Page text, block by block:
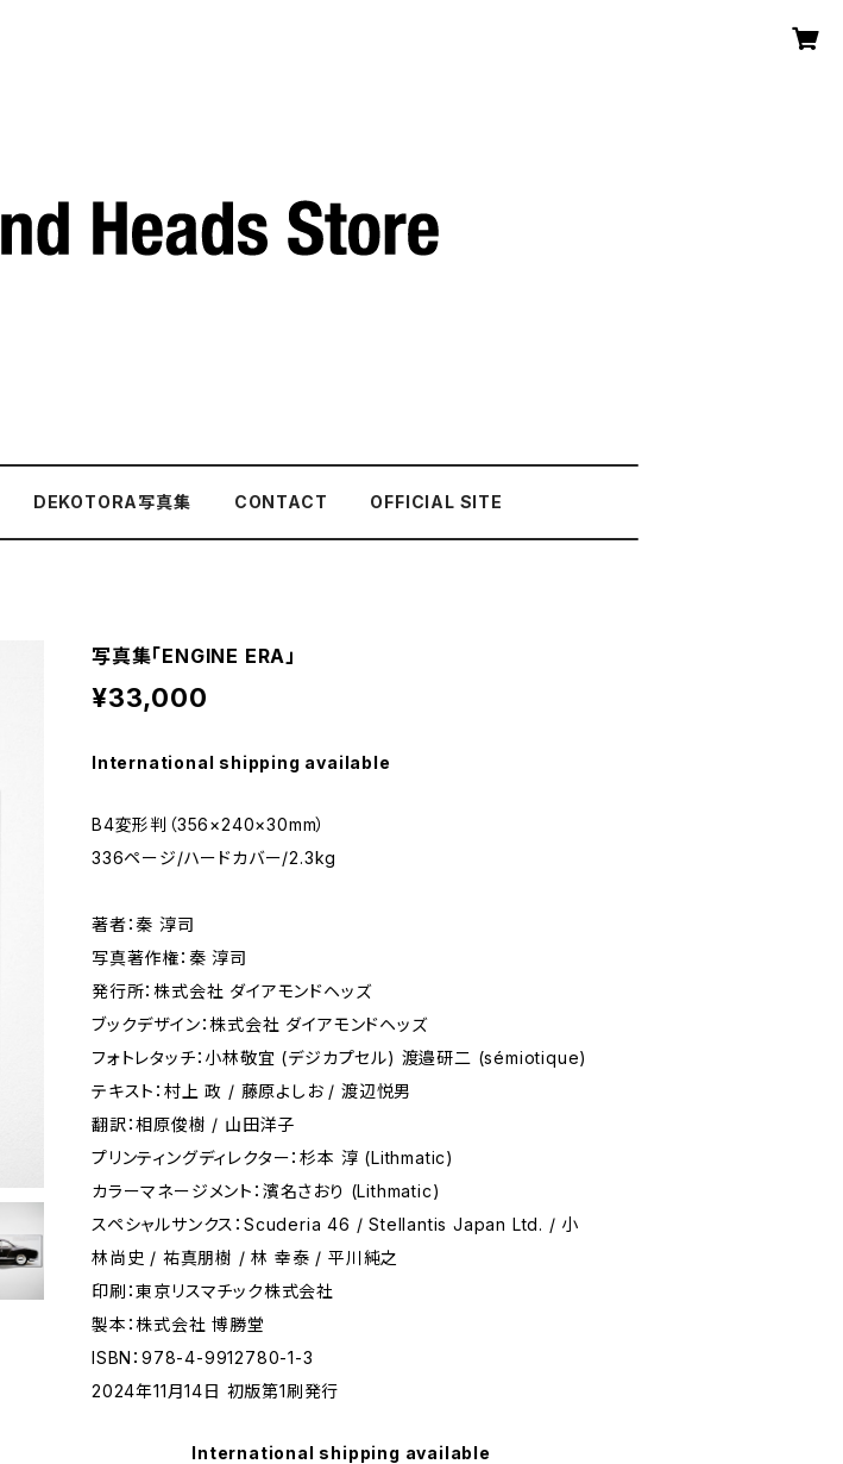
DEKOTORA写真集 CONTACT OFFICIAL SITE
写真集「ENGINE ERA」
¥33,000
International shipping available
B4変形判（356×240×30mm）
336ページ/ハードカバー/2.3kg
著者：秦 淳司
写真著作権：秦 淳司
発行所：株式会社 ダイアモンドヘッズ
ブックデザイン：株式会社 ダイアモンドヘッズ
フォトレタッチ：小林敬宜 (デジカプセル) 渡邉研二 (sémiotique)
テキスト：村上 政 / 藤原よしお / 渡辺悦男
翻訳：相原俊樹 / 山田洋子
プリンティングディレクター：杉本 淳 (Lithmatic)
カラーマネージメント：濱名さおり (Lithmatic)
スペシャルサンクス：Scuderia 46 / Stellantis Japan Ltd. / 小
林尚史 / 祐真朋樹 / 林 幸泰 / 平川純之
印刷：東京リスマチック株式会社
製本：株式会社 博勝堂
ISBN：978-4-9912780-1-3
2024年11月14日 初版第1刷発行
International shipping available